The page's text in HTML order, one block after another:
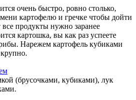
очень быстро, ровно столько,
картофелю и гречке чтобы дойти
продукты нужно заранее
картошка, вы как раз успеете
Нарежем картофель кубиками
(брусочками, кубиками), лук